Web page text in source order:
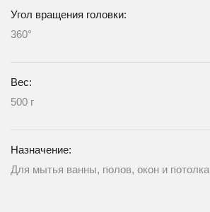
Угол вращения головки:
360°
Вес:
500 г
Назначение:
Для мытья ванны, полов, окон и потолка